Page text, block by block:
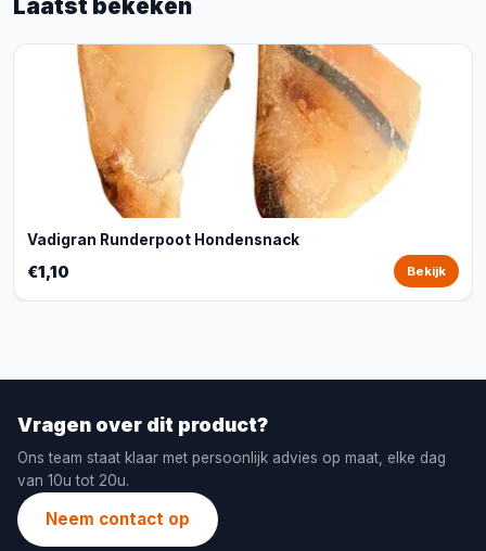
Laatst bekeken
Vadigran Runderpoot Hondensnack
€1,10 Bekijk
Vragen over dit product?
Ons team staat klaar met persoonlijk advies op maat, elke dag
van 10u tot 20u.
Neem contact op